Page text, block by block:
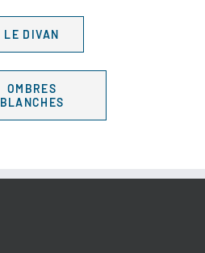
LE DIVAN
OMBRES
BLANCHES